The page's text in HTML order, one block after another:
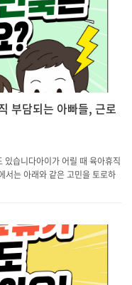
부담되는 아빠들, 근로
습니다아이가 어릴 때 육아휴직
서는 아래와 같은 고민을 토로하